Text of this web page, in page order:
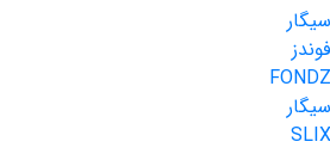
سیگار
فوندز
FONDZ
سیگار
SLIX